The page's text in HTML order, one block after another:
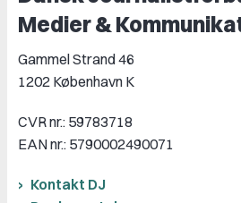
Medier &
Gammel Strand 46
1202 København K
CVR nr.: 59783718
EAN nr.: 5790002490071
Kontakt DJ